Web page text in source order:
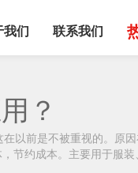
我们 联系我们
？
以前是不被重视的。原
节约成本。主要用于服